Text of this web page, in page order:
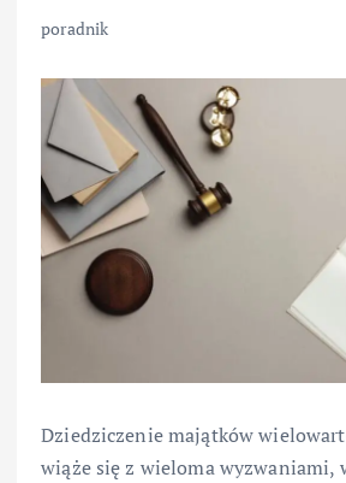
poradnik
Dziedziczenie majątków
wiąże się z wieloma wyzwaniami,